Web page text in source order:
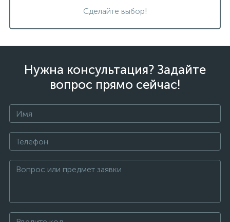
Сделайте выбор!
Нужна консультация? Задайте
вопрос прямо сейчас!